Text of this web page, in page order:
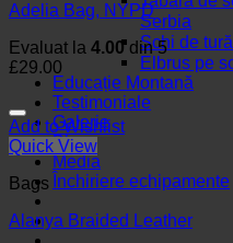
Serbia
Schi de
Elbrus pe
Educație Montană
Testimoniale
Galerie
Blog
Media
Închiriere echipamente
Adelia Bag, NYPD
Evaluat la 4.00din 5
£29.00
Add to Wishlist
Quick View
Bags
Alanya Braided Leather